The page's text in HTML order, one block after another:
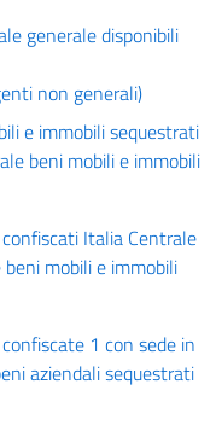
generale disponibili
non generali)
e immobili sequestrati
beni mobili e immobili
Italia Centrale
mobili e immobili
1 con sede in
aziendali sequestrati